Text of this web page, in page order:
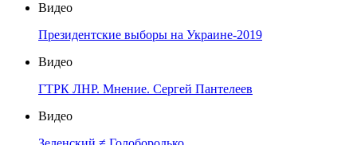
Видео
Президентские выборы на Украине-2019
Видео
ГТРК ЛНР. Мнение. Сергей Пантелеев
Видео